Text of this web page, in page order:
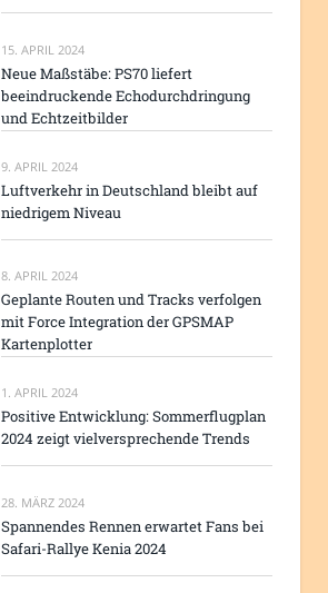
15. APRIL 2024
Neue Maßstäbe: PS70 liefert
beeindruckende Echodurchdringung
und Echtzeitbilder
9. APRIL 2024
Luftverkehr in Deutschland bleibt auf
niedrigem Niveau
8. APRIL 2024
Geplante Routen und Tracks verfolgen
mit Force Integration der GPSMAP
Kartenplotter
1. APRIL 2024
Positive Entwicklung: Sommerflugplan
2024 zeigt vielversprechende Trends
28. MÄRZ 2024
Spannendes Rennen erwartet Fans bei
Safari-Rallye Kenia 2024